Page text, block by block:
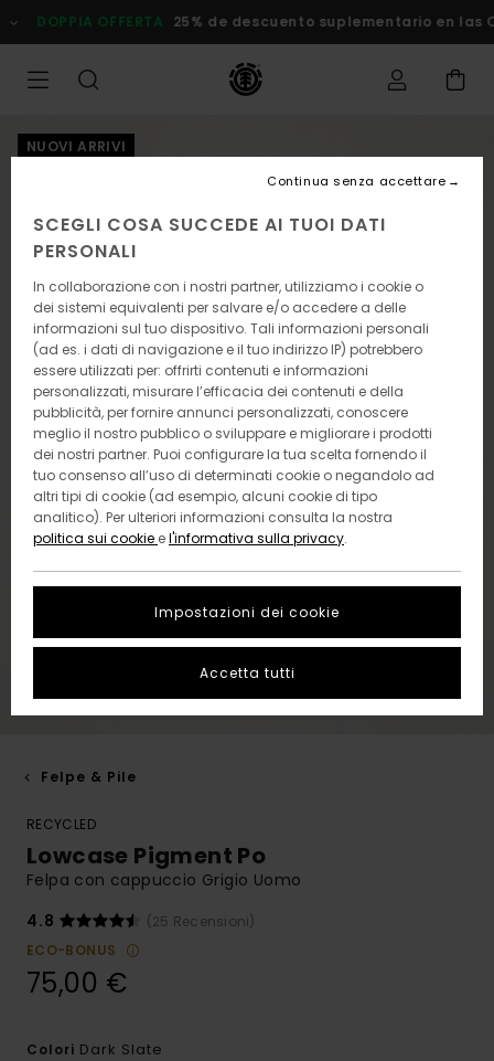
alle
informazioni
prodotto
OFFERTA 25% de descuento suplementario en las Ofertas
NUOVI ARRIVI
Felpe & Pile
RECYCLED
Lowcase Pigment Po
Felpa con cappuccio Grigio Uomo
4.8
(25 Recensioni)
ECO-BONUS
75,00 €
Colori Dark Slate
SCEGLI COSA SUCCEDE AI TUOI DATI
PERSONALI
In collaborazione con i nostri partner, utilizziamo i cookie o
dei sistemi equivalenti per salvare e/o accedere a delle
informazioni sul tuo dispositivo. Tali informazioni personali
(ad es. i dati di navigazione e il tuo indirizzo IP) potrebbero
essere utilizzati per: offrirti contenuti e informazioni
personalizzati, misurare l’efficacia dei contenuti e della
pubblicità, per fornire annunci personalizzati, conoscere
meglio il nostro pubblico o sviluppare e migliorare i prodotti
dei nostri partner. Puoi configurare la tua scelta fornendo il
tuo consenso all’uso di determinati cookie o negandolo ad
altri tipi di cookie (ad esempio, alcuni cookie di tipo
analitico). Per ulteriori informazioni consulta la nostra
politica sui cookie el'informativa sulla privacy.
Impostazioni dei cookie
Continua senza accettare
Accetta tutti